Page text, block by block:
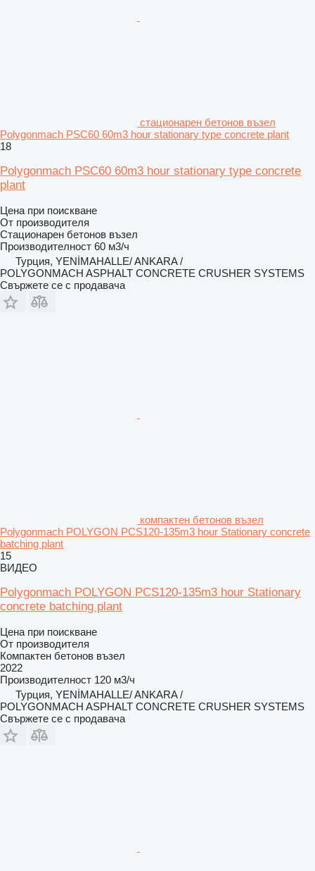
стационарен бетонов възел
Polygonmach PSC60 60m3 hour stationary type concrete plant
18
Polygonmach PSC60 60m3 hour stationary type concrete
plant
Цена при поискване
От производителя
Стационарен бетонов възел
Производителност 60 м3/ч
Турция, YENİMAHALLE/ ANKARA /
POLYGONMACH ASPHALT CONCRETE CRUSHER SYSTEMS
Свържете се с продавача
компактен бетонов възел
Polygonmach POLYGON PCS120-135m3 hour Stationary concrete
batching plant
15
ВИДЕО
Polygonmach POLYGON PCS120-135m3 hour Stationary
concrete batching plant
Цена при поискване
От производителя
Компактен бетонов възел
2022
Производителност 120 м3/ч
Турция, YENİMAHALLE/ ANKARA /
POLYGONMACH ASPHALT CONCRETE CRUSHER SYSTEMS
Свържете се с продавача